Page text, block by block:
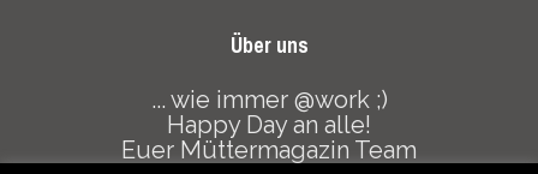
Über uns
... wie immer @work ;)
Happy Day an alle!
Euer Müttermagazin Team